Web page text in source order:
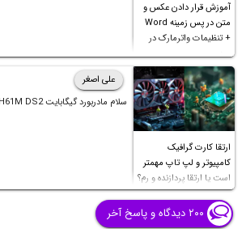
آموزش قرار دادن عکس و
متن در پس زمینه Word
+ تنظیمات واترمارک در
ورد
ارتقا کارت گرافیک
کامپیوتر و لپ تاپ مهمتر
است یا ارتقا پردازنده و رم؟
علی اصغر
سلام مادربورد گیگابایت H61M DS2 چقدر قابل ارتقا هست
۲۰۰ دیدگاه و پاسخ آخر